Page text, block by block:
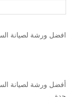
افضل ورشة لصيانة
أفضل ورشة لصيانة